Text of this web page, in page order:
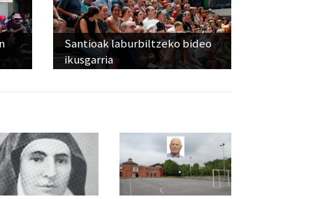
Santioak laburbiltzeko bideo
ikusgarria